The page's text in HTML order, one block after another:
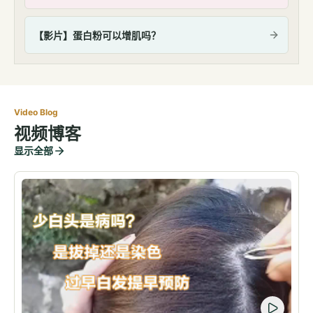
【影片】蛋白粉可以增肌吗？
Video Blog
视频博客
显示全部